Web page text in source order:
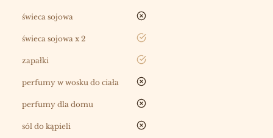
świeca sojowa nie
świeca sojowa x 2 tak
zapałki tak
perfumy w wosku do ciała nie
perfumy dla domu nie
sól do kąpieli nie